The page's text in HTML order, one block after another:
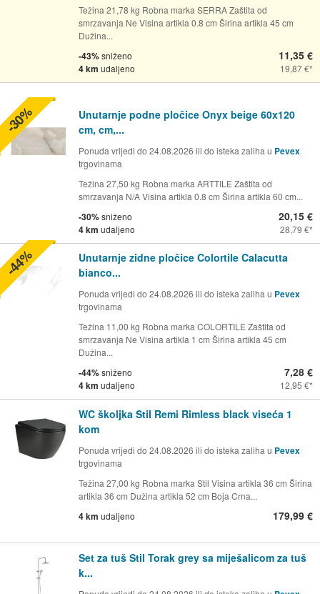
Težina 21,78 kg Robna marka SERRA Zaštita od
smrzavanja Ne Visina artikla 0.8 cm Širina artikla 45 cm
Dužina...
-43%sniženo
4 km udaljeno
11,35 €
19,87 €
Unutarnje podne pločice Onyx beige 60x120
cm, cm,...
Ponuda vrijedi do 24.08.2026 ili do isteka zaliha u Pevex
trgovinama
Težina 27,50 kg Robna marka ARTTILE Zaštita od
smrzavanja N/A Visina artikla 0.8 cm Širina artikla 60 cm...
-30%sniženo
4 km udaljeno
20,15 €
28,79 €
-30%
Unutarnje zidne pločice Colortile Calacutta
bianco...
Ponuda vrijedi do 24.08.2026 ili do isteka zaliha u Pevex
trgovinama
Težina 11,00 kg Robna marka COLORTILE Zaštita od
smrzavanja Ne Visina artikla 1 cm Širina artikla 45 cm
Dužina...
-44%sniženo
4 km udaljeno
7,28 €
12,95 €
-44%
WC školjka Stil Remi Rimless black viseća 1
kom
Ponuda vrijedi do 24.08.2026 ili do isteka zaliha u Pevex
trgovinama
Težina 27,00 kg Robna marka Stil Visina artikla 36 cm Širina
artikla 36 cm Dužina artikla 52 cm Boja Crna...
4 km udaljeno 179,99 €
Set za tuš Stil Torak grey sa miješalicom za tuš
k...